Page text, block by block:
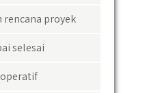
proyek
selesai